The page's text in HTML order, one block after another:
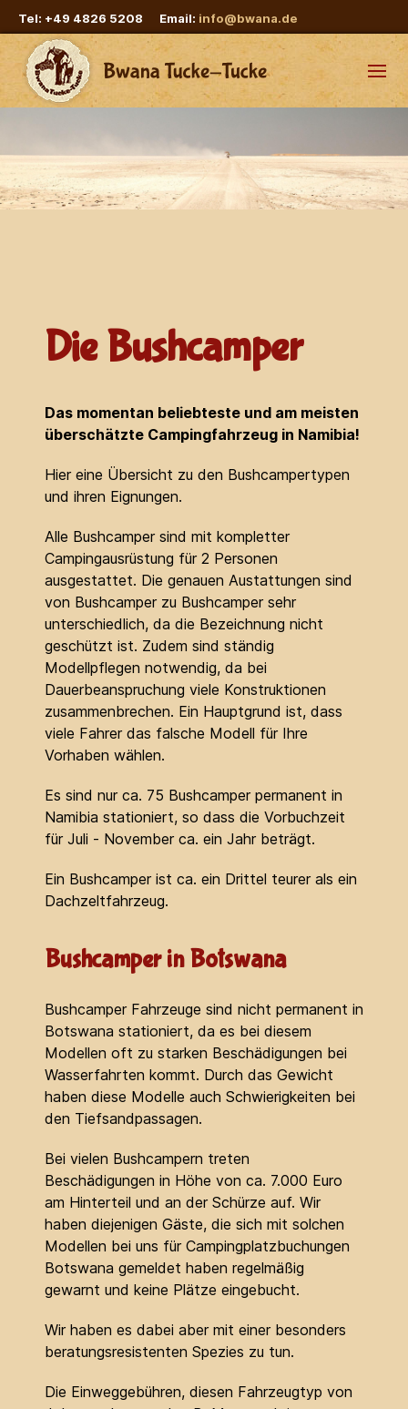
Tel: +49 4826 5208 Email: info@bwana.de
Die Bushcamper
Das momentan beliebteste und am meisten
überschätzte Campingfahrzeug in Namibia!
Hier eine Übersicht zu den Bushcampertypen
und ihren Eignungen.
Alle Bushcamper sind mit kompletter
Campingausrüstung für 2 Personen
ausgestattet. Die genauen Austattungen sind
von Bushcamper zu Bushcamper sehr
unterschiedlich, da die Bezeichnung nicht
geschützt ist. Zudem sind ständig
Modellpflegen notwendig, da bei
Dauerbeanspruchung viele Konstruktionen
zusammenbrechen. Ein Hauptgrund ist, dass
viele Fahrer das falsche Modell für Ihre
Vorhaben wählen.
Es sind nur ca. 75 Bushcamper permanent in
Namibia stationiert, so dass die Vorbuchzeit
für Juli - November ca. ein Jahr beträgt.
Ein Bushcamper ist ca. ein Drittel teurer als ein
Dachzeltfahrzeug.
Bushcamper in Botswana
Bushcamper Fahrzeuge sind nicht permanent in
Botswana stationiert, da es bei diesem
Modellen oft zu starken Beschädigungen bei
Wasserfahrten kommt. Durch das Gewicht
haben diese Modelle auch Schwierigkeiten bei
den Tiefsandpassagen.
Bei vielen Bushcampern treten
Beschädigungen in Höhe von ca. 7.000 Euro
am Hinterteil und an der Schürze auf. Wir
haben diejenigen Gäste, die sich mit solchen
Modellen bei uns für Campingplatzbuchungen
Botswana gemeldet haben regelmäßig
gewarnt und keine Plätze eingebucht.
Wir haben es dabei aber mit einer besonders
beratungsresistenten Spezies zu tun.
Die Einweggebühren, diesen Fahrzeugtyp von